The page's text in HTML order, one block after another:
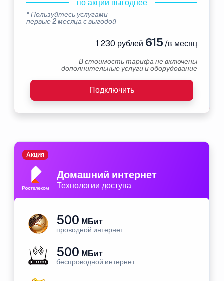
по акции выгоднее
* Пользуйтесь услугами
первые 2 месяца с выгодой
1 230 рублей615 /в месяц
В стоимость тарифа не включены
дополнительные услуги и оборудование
Подключить
Домашний интернет
Технологии доступа
Акция
500 МБит
проводной интернет
500 МБит
беспроводной интернет